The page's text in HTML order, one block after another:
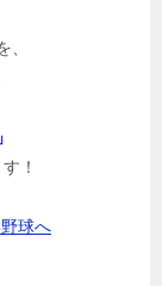
！